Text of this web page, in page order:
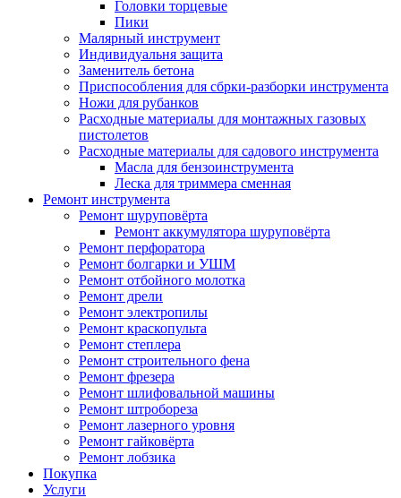
Головки торцевые
Пики
Малярный инструмент
Индивидуальня защита
Заменитель бетона
Приспособления для сбрки-разборки инструмента
Ножи для рубанков
Расходные материалы для монтажных газовых
пистолетов
Расходные материалы для садового инструмента
Масла для бензоинструмента
Леска для триммера сменная
Ремонт инструмента
Ремонт шуруповёрта
Ремонт аккумулятора шуруповёрта
Ремонт перфоратора
Ремонт болгарки и УШМ
Ремонт отбойного молотка
Ремонт дрели
Ремонт электропилы
Ремонт краскопульта
Ремонт степлера
Ремонт строительного фена
Ремонт фрезера
Ремонт шлифовальной машины
Ремонт штробореза
Ремонт лазерного уровня
Ремонт гайковёрта
Ремонт лобзика
Покупка
Услуги